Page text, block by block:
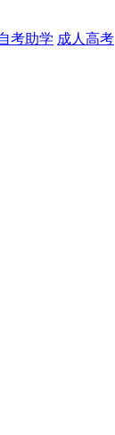
考助学 成人高考